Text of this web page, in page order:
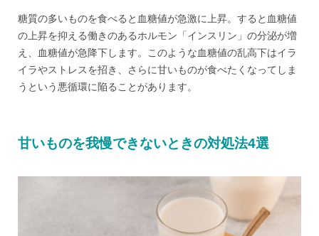
糖質の多いものを食べると血糖値が急激に上昇。すると血糖値
の上昇を抑える働きのあるホルモン「インスリン」の分泌が増
え、血糖値が急降下します。このような血糖値の乱高下はイラ
イラやストレスを招き、さらに甘いものが食べたくなってしま
うという悪循環に陥ることがあります。
甘いものを我慢できないときの対処法4選